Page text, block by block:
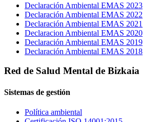
Declaración Ambiental EMAS 2023
Declaración Ambiental EMAS 2022
Declaración Ambiental EMAS 2021
Declaracion Ambiental EMAS 2020
Declaración Ambiental EMAS 2019
Declaración Ambiental EMAS 2018
Red de Salud Mental de Bizkaia
Sistemas de gestión
Política ambiental